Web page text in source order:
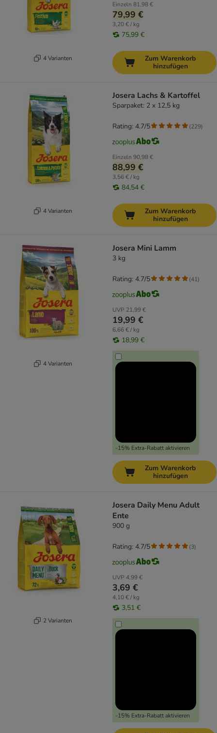
4 Varianten
Einzeln 81,98 €
79,99 €
3,20 € / kg
75,99 €
Zum Warenkorb
hinzufügen
4 Varianten
Josera Lachs & Kartoffel
Sparpaket: 2 x 12,5 kg
Einzeln 90,98 €
88,99 €
3,56 € / kg
84,54 €
Rating: 4.7/5 (229)
Zum Warenkorb
hinzufügen
4 Varianten
Josera Mini Lamm
3 kg
UVP 21,99 €
19,99 €
6,66 € / kg
18,99 €
-15% Extra-Rabatt aktivieren
Rating: 4.7/5 (41)
Zum Warenkorb
hinzufügen
2 Varianten
Josera Daily Menu Adult
Ente
900 g
UVP 4,99 €
3,69 €
4,10 € / kg
3,51 €
-15% Extra-Rabatt aktivieren
Rating: 4.7/5 (3)